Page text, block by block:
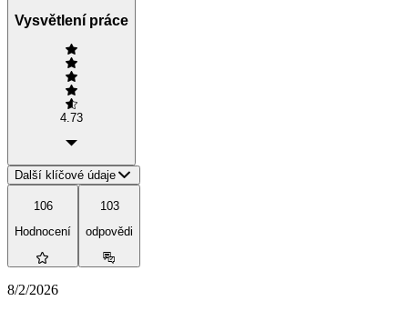
Vysvětlení práce
4.73
Další klíčové údaje
106
Hodnocení
103
odpovědi
8/2/2026